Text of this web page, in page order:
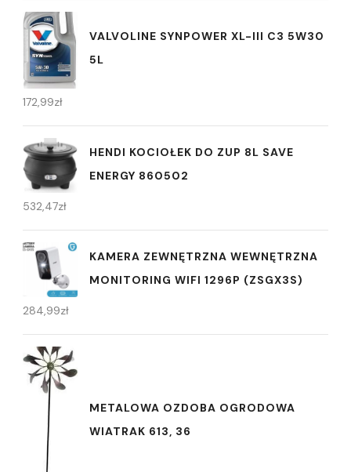
VALVOLINE SYNPOWER XL-III C3 5W30
5L
172,99zł
HENDI KOCIOŁEK DO ZUP 8L SAVE
ENERGY 860502
532,47zł
KAMERA ZEWNĘTRZNA WEWNĘTRZNA
MONITORING WIFI 1296P (ZSGX3S)
284,99zł
METALOWA OZDOBA OGRODOWA
WIATRAK 613, 36